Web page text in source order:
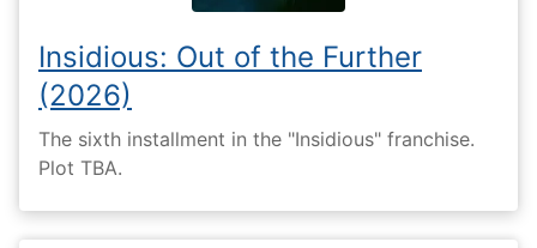
Insidious: Out of the Further
(2026)
The sixth installment in the "Insidious" franchise.
Plot TBA.